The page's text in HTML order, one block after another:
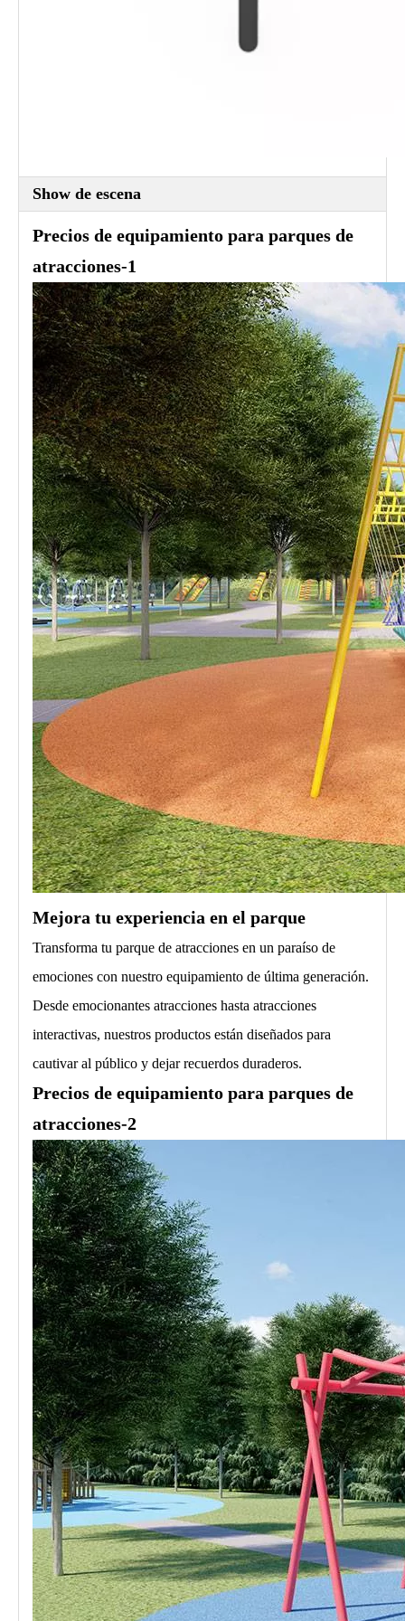
Show de escena
Precios de equipamiento para parques de
atracciones-1
Mejora tu experiencia en el parque
Transforma tu parque de atracciones en un paraíso de
emociones con nuestro equipamiento de última generación.
Desde emocionantes atracciones hasta atracciones
interactivas, nuestros productos están diseñados para
cautivar al público y dejar recuerdos duraderos.
Precios de equipamiento para parques de
atracciones-2